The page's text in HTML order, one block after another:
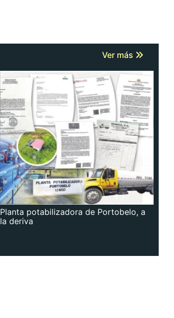
Ver más
Planta potabilizadora de Portobelo, a
la deriva